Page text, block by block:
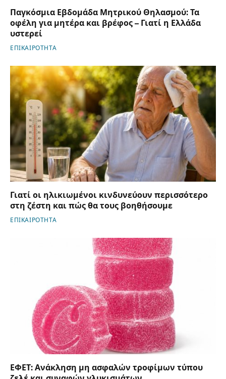
Παγκόσμια Εβδομάδα Μητρικού Θηλασμού: Τα
οφέλη για μητέρα και βρέφος – Γιατί η Ελλάδα
υστερεί
ΕΠΙΚΑΙΡΟΤΗΤΑ
Γιατί οι ηλικιωμένοι κινδυνεύουν περισσότερο
στη ζέστη και πώς θα τους βοηθήσουμε
ΕΠΙΚΑΙΡΟΤΗΤΑ
ΕΦΕΤ: Ανάκληση μη ασφαλών τροφίμων τύπου